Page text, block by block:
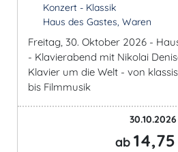
Konzert - Klassik
Haus des Gastes, Waren
Freitag, 30. Oktober 2026 -
- Klavierabend mit Nikolai
Klavier um die Welt - von
bis Filmmusik
30.10.2026
ab